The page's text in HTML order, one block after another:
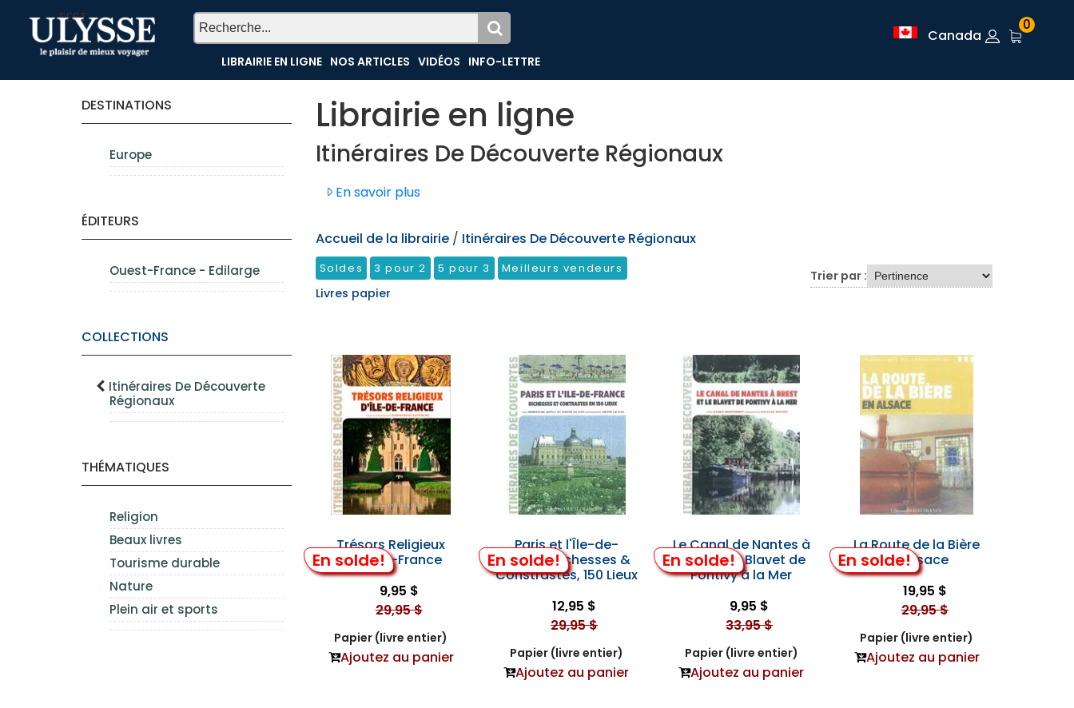
TEST
LIBRAIRIE EN LIGNE NOS ARTICLES VIDÉOS INFO-LETTRE
Canada
0
DESTINATIONS
Europe
ÉDITEURS
Ouest-France - Edilarge
COLLECTIONS
Itinéraires De Découverte
Régionaux
THÉMATIQUES
Religion
Beaux livres
Tourisme durable
Nature
Plein air et sports
Librairie en ligne
Itinéraires De Découverte Régionaux
En savoir plus
Accueil de la librairie / Itinéraires De Découverte Régionaux
Soldes 3 pour 2 5 pour 3 Meilleurs vendeurs
Livres papier
Trier par :
En solde!
Trésors Religieux
d'Île-de-France
9,95 $
29,95 $
Papier (livre entier)
Ajoutez au panier
En solde!
Paris et l'Île-de-
France, Richesses &
Constrastes, 150 Lieux
12,95 $
29,95 $
Papier (livre entier)
Ajoutez au panier
En solde!
Le Canal de Nantes à
Brest et le Blavet de
Pontivy à la Mer
9,95 $
33,95 $
Papier (livre entier)
Ajoutez au panier
En solde!
La Route de la Bière
en Alsace
19,95 $
29,95 $
Papier (livre entier)
Ajoutez au panier